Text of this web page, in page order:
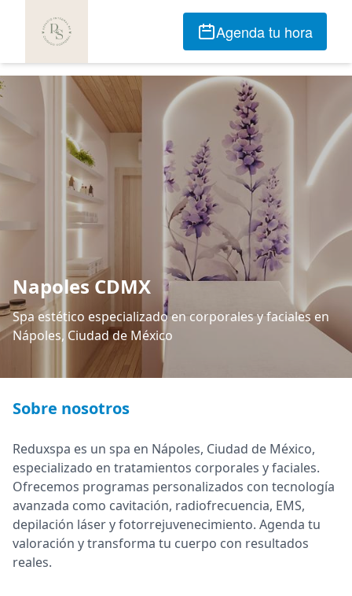
Agenda tu hora
Napoles CDMX
Spa estético especializado en corporales y faciales en
Nápoles, Ciudad de México
Sobre nosotros
Reduxspa es un spa en Nápoles, Ciudad de México,
especializado en tratamientos corporales y faciales.
Ofrecemos programas personalizados con tecnología
avanzada como cavitación, radiofrecuencia, EMS,
depilación láser y fotorrejuvenecimiento. Agenda tu
valoración y transforma tu cuerpo con resultados
reales.